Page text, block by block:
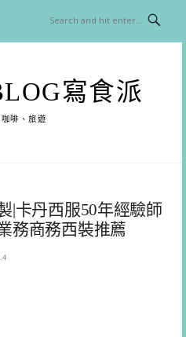
寫食派
啡、旅遊
|卡丹西服50年經驗師
務商務西裝推薦